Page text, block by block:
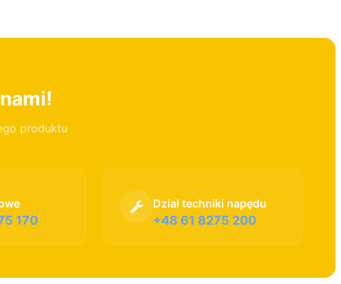
produktu
170
Dział techniki napędu
+48 61 8275 200